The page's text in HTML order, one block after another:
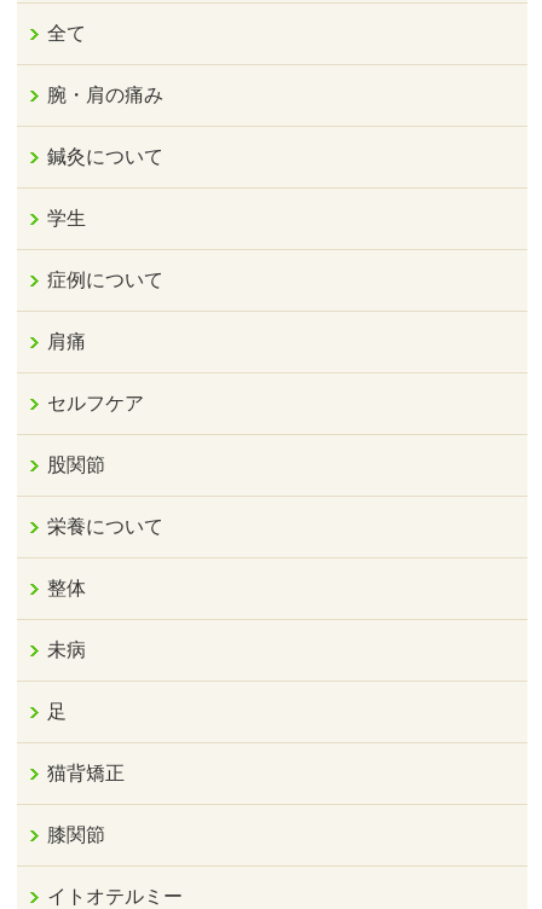
全て
腕・肩の痛み
鍼灸について
学生
症例について
肩痛
セルフケア
股関節
栄養について
整体
未病
足
猫背矯正
膝関節
イトオテルミー